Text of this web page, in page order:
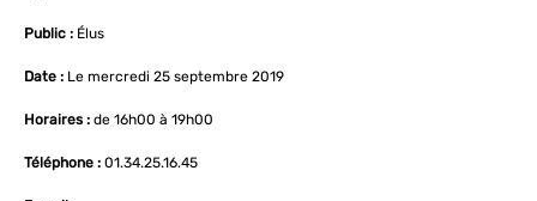
Public : Élus
Date : Le mercredi 25 septembre 2019
Horaires : de 16h00 à 19h00
Téléphone : 01.34.25.16.45